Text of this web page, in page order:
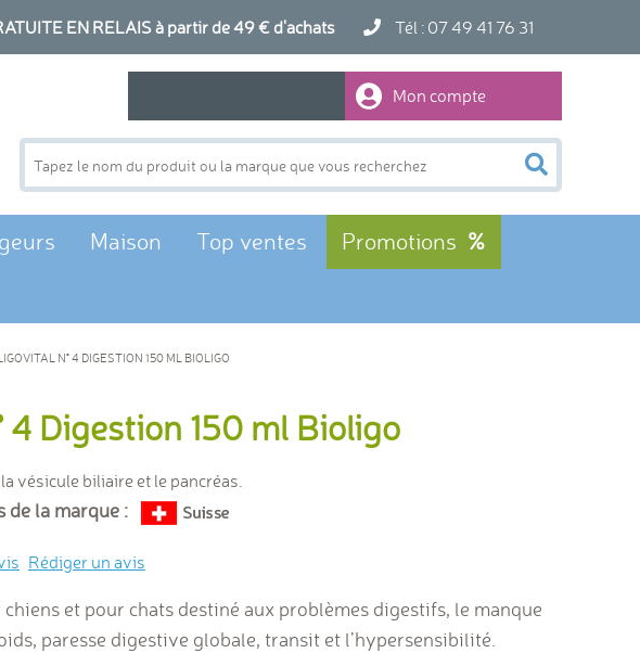
EN RELAIS à partir de 49 € d'achats Tél : 07 49 41 76 31
Mon compte
Maison Top ventes
Promotions
N° 4 DIGESTION 150 ML BIOLIGO
4 Digestion 150 ml Bioligo
vésicule biliaire et le pancréas.
de la marque :
Rédiger un avis
et pour chats destiné aux problèmes digestifs, le manque
paresse digestive globale, transit et l’hypersensibilité.